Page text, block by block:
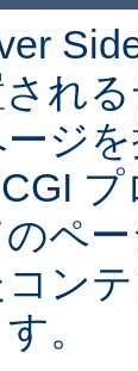
れ
ジ
ペ
ン
。